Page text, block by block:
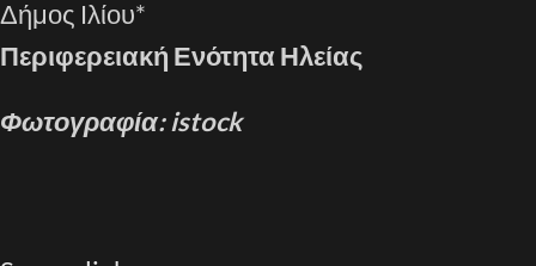
Δήμος Ιλίου*
Περιφερειακή Ενότητα Ηλείας
Φωτογραφία: istock